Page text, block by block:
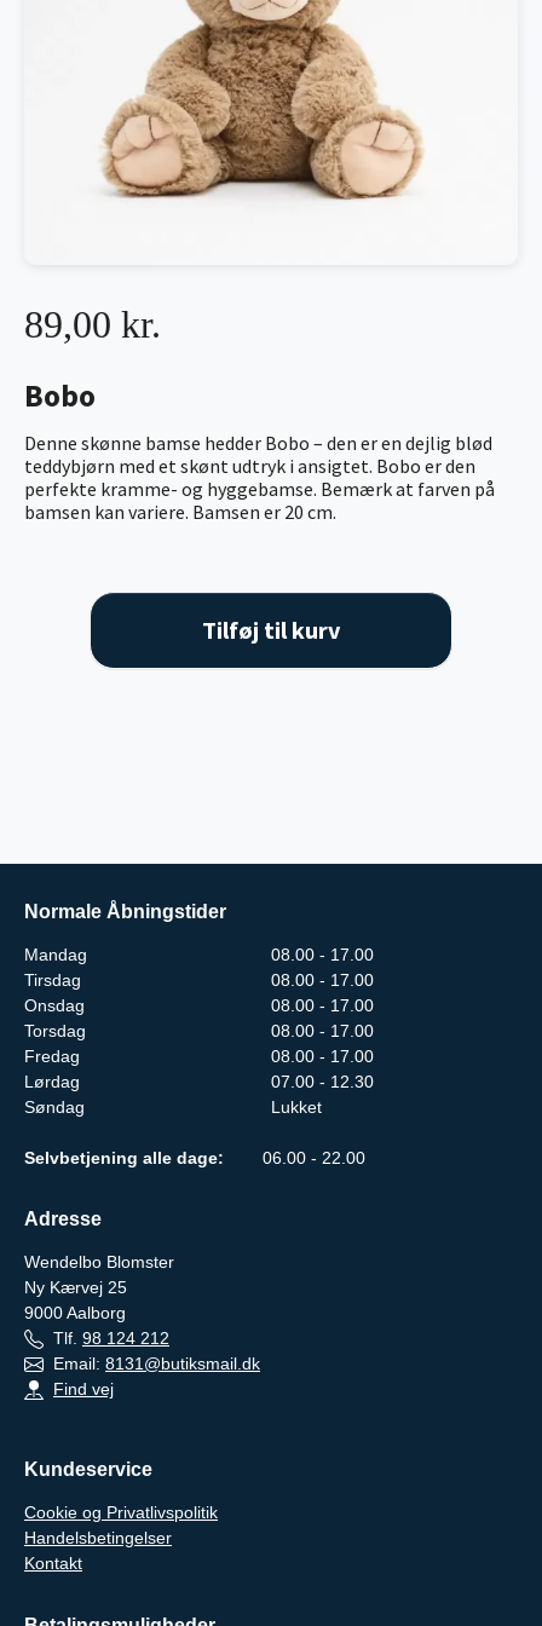
Bobo
Denne skønne bamse hedder Bobo – den er en dejlig blød
teddybjørn med et skønt udtryk i ansigtet. Bobo er den
perfekte kramme- og hyggebamse. Bemærk at farven på
bamsen kan variere. Bamsen er 20 cm.
89,00 kr.
Tilføj til kurv
Normale Åbningstider
Mandag
08.00 - 17.00
Tirsdag
08.00 - 17.00
Onsdag
08.00 - 17.00
Torsdag
08.00 - 17.00
Fredag
08.00 - 17.00
Lørdag
07.00 - 12.30
Søndag
Lukket
Selvbetjening alle dage: 06.00 - 22.00
Adresse
Wendelbo Blomster
Ny Kærvej 25
9000Aalborg
Tlf. 98 124 212
Email: 8131@butiksmail.dk
Find vej
Kundeservice
Cookie og Privatlivspolitik
Handelsbetingelser
Kontakt